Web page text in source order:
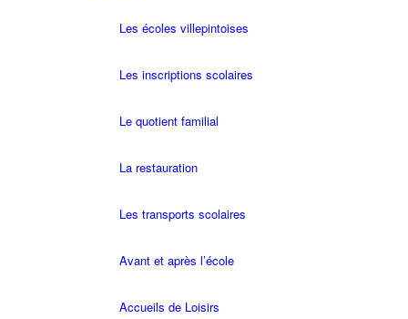
Les écoles villepintoises
Les inscriptions scolaires
Le quotient familial
La restauration
Les transports scolaires
Avant et après l’école
Accueils de Loisirs